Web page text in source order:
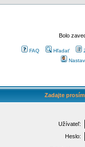
Bolo
FAQ Hľadať
Zadajte
Užívateľ:
Heslo: